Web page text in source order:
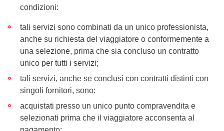
condizioni:
tali servizi sono combinati da un unico professionista,
anche su richiesta del viaggiatore o conformemente a
una selezione, prima che sia concluso un contratto
unico per tutti i servizi;
tali servizi, anche se conclusi con contratti distinti con
singoli fornitori, sono:
acquistati presso un unico punto compravendita e
selezionati prima che il viaggiatore acconsenta al